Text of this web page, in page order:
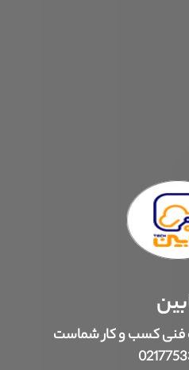
فنی کسب و کار شماست